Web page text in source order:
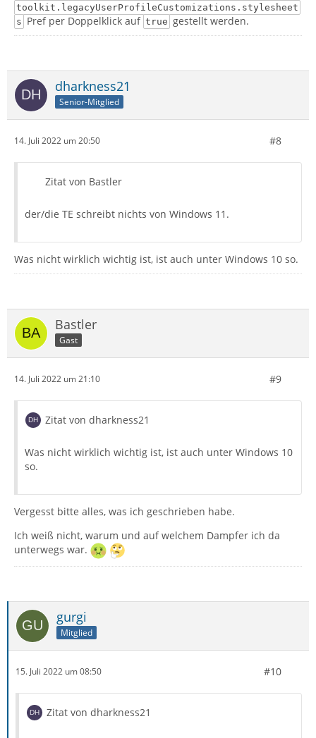
toolkit.legacyUserProfileCustomizations.stylesheet
s Pref per Doppelklick auf true gestellt werden.
dharkness21
Senior-Mitglied
14. Juli 2022 um 20:50 #8
Zitat von Bastler
der/die TE schreibt nichts von Windows 11.
Was nicht wirklich wichtig ist, ist auch unter Windows 10 so.
Bastler
Gast
14. Juli 2022 um 21:10 #9
Zitat von dharkness21
Was nicht wirklich wichtig ist, ist auch unter Windows 10
so.
Vergesst bitte alles, was ich geschrieben habe.
Ich weiß nicht, warum und auf welchem Dampfer ich da
unterwegs war.
gurgi
Mitglied
15. Juli 2022 um 08:50 #10
Zitat von dharkness21